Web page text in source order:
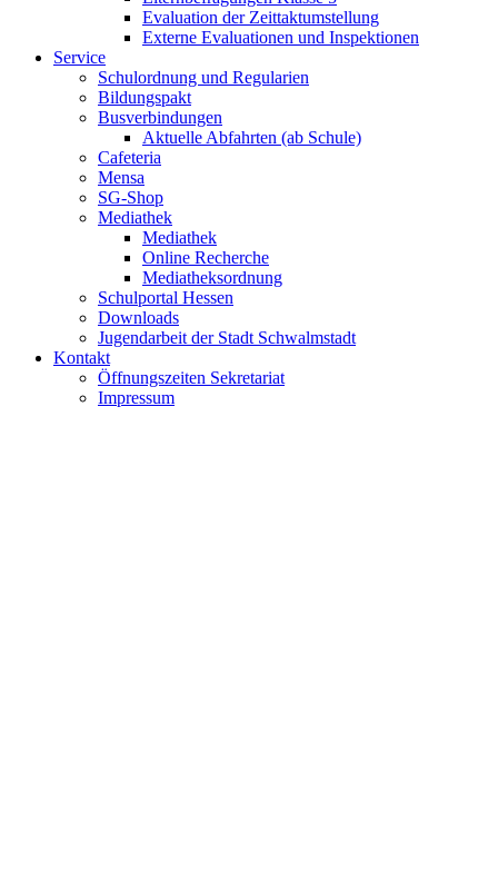
Evaluation der Zeittaktumstellung
Externe Evaluationen und Inspektionen
Service
Schulordnung und Regularien
Bildungspakt
Busverbindungen
Aktuelle Abfahrten (ab Schule)
Cafeteria
Mensa
SG-Shop
Mediathek
Mediathek
Online Recherche
Mediatheksordnung
Schulportal Hessen
Downloads
Jugendarbeit der Stadt Schwalmstadt
Kontakt
Öffnungszeiten Sekretariat
Impressum